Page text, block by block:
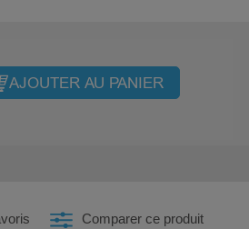
AJOUTER AU PANIER
Comparer ce produit